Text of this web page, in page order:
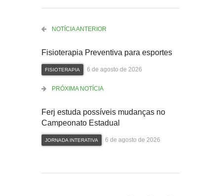
NOTÍCIA ANTERIOR
Fisioterapia Preventiva para esportes
FISIOTERAPIA 6 de agosto de 2026
PRÓXIMA NOTÍCIA
Ferj estuda possíveis mudanças no
Campeonato Estadual
JORNADA INTERATIVA 6 de agosto de 2026